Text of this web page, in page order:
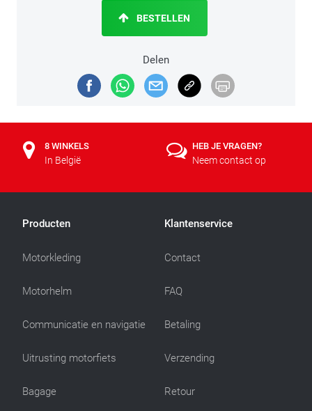
Delen
BESTELLEN
8 WINKELS
In België
HEB JE VRAGEN?
Neem contact op
Producten
Motorkleding
Motorhelm
Communicatie en navigatie
Uitrusting motorfiets
Bagage
Klantenservice
Contact
FAQ
Betaling
Verzending
Retour